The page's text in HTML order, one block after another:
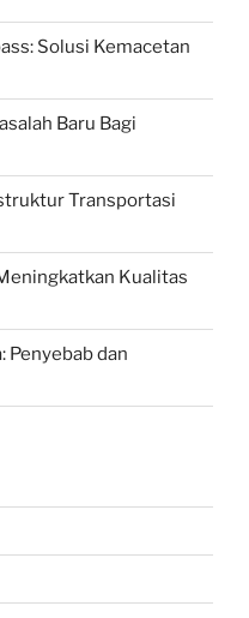
Solusi Kemacetan
Baru Bagi
Transportasi
Kualitas
Penyebab dan